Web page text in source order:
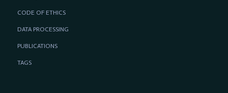
CODE OF ETHICS
DATA PROCESSING
PUBLICATIONS
TAGS